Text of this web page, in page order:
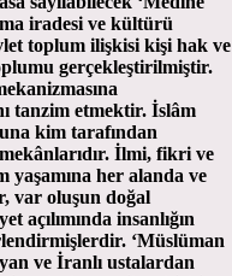
iradesi ve kültürü
toplum ilişkisi kişi hak ve
gerçekleştirilmiştir.
tanzim etmektir. İslâm
kim tarafından
İlmi, fikri ve
yaşamına her alanda ve
var oluşun doğal
açılımında insanlığın
‘Müslüman
ve İranlı ustalardan